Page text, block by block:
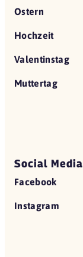
Ostern
Hochzeit
Valentinstag
Muttertag
Social Media
Facebook
Instagram